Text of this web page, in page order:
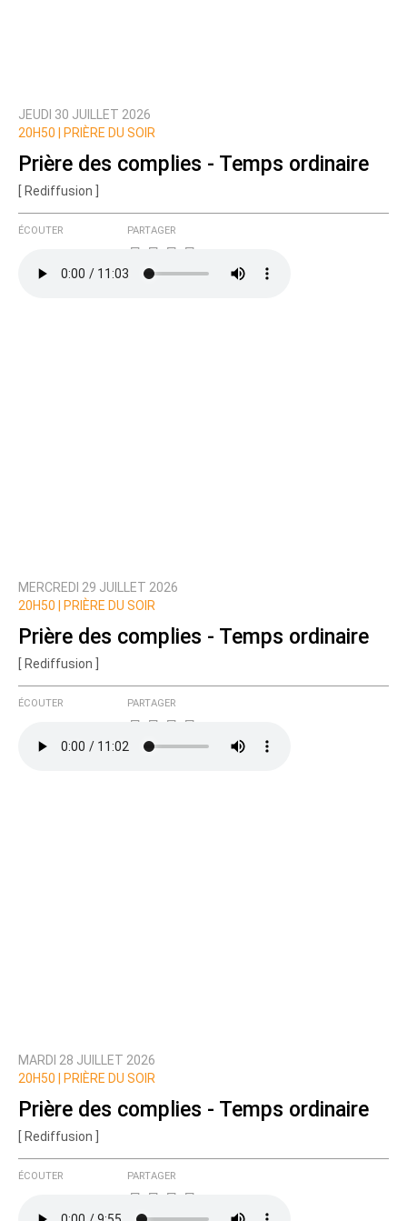
JEUDI 30 JUILLET 2026
20H50 |
PRIÈRE DU SOIR
Prière des complies - Temps ordinaire
[ Rediffusion ]
ÉCOUTER PARTAGER
MERCREDI 29 JUILLET 2026
20H50 |
PRIÈRE DU SOIR
Prière des complies - Temps ordinaire
[ Rediffusion ]
ÉCOUTER PARTAGER
MARDI 28 JUILLET 2026
20H50 |
PRIÈRE DU SOIR
Prière des complies - Temps ordinaire
[ Rediffusion ]
ÉCOUTER PARTAGER